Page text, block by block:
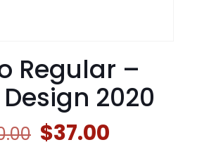
Regular –
2020
Original
$37.00